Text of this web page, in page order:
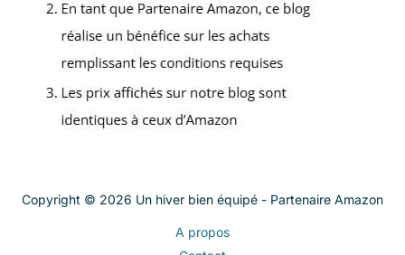
Copyright © 2026 Un hiver bien équipé - Partenaire Amazon
A propos